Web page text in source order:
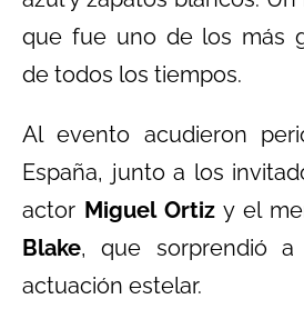
que fue uno de los más
de todos los tiempos.
Al evento acudieron
España, junto a los
actor Miguel Ortiz y el
Blake, que sorprendió
actuación estelar.